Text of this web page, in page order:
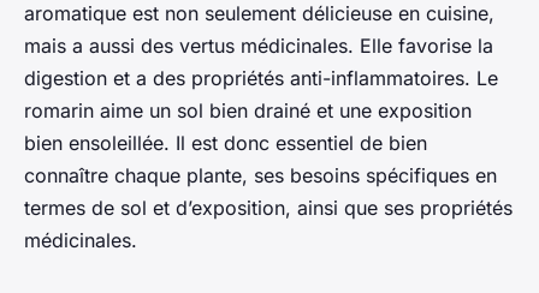
aromatique est non seulement délicieuse en cuisine,
mais a aussi des vertus médicinales. Elle favorise la
digestion et a des propriétés anti-inflammatoires. Le
romarin aime un sol bien drainé et une exposition
bien ensoleillée. Il est donc essentiel de bien
connaître chaque plante, ses besoins spécifiques en
termes de sol et d’exposition, ainsi que ses propriétés
médicinales.